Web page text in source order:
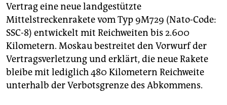
Vertrag eine neue landgestützte
Mittelstreckenrakete vom Typ 9M729 (Nato-Code:
SSC-8) entwickelt mit Reichweiten bis 2.600
Kilometern. Moskau bestreitet den Vorwurf der
Vertragsverletzung und erklärt, die neue Rakete
bleibe mit lediglich 480 Kilometern Reichweite
unterhalb der Verbotsgrenze des Abkommens.